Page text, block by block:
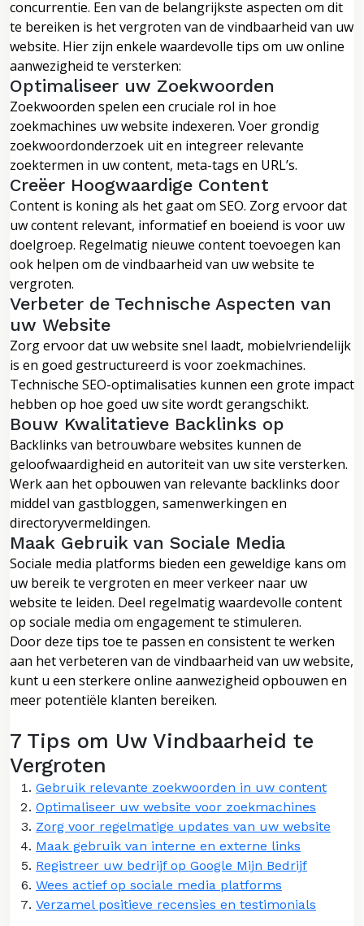
concurrentie. Een van de belangrijkste aspecten om dit
te bereiken is het vergroten van de vindbaarheid van uw
website. Hier zijn enkele waardevolle tips om uw online
aanwezigheid te versterken:
Optimaliseer uw Zoekwoorden
Zoekwoorden spelen een cruciale rol in hoe
zoekmachines uw website indexeren. Voer grondig
zoekwoordonderzoek uit en integreer relevante
zoektermen in uw content, meta-tags en URL’s.
Creëer Hoogwaardige Content
Content is koning als het gaat om SEO. Zorg ervoor dat
uw content relevant, informatief en boeiend is voor uw
doelgroep. Regelmatig nieuwe content toevoegen kan
ook helpen om de vindbaarheid van uw website te
vergroten.
Verbeter de Technische Aspecten van
uw Website
Zorg ervoor dat uw website snel laadt, mobielvriendelijk
is en goed gestructureerd is voor zoekmachines.
Technische SEO-optimalisaties kunnen een grote impact
hebben op hoe goed uw site wordt gerangschikt.
Bouw Kwalitatieve Backlinks op
Backlinks van betrouwbare websites kunnen de
geloofwaardigheid en autoriteit van uw site versterken.
Werk aan het opbouwen van relevante backlinks door
middel van gastbloggen, samenwerkingen en
directoryvermeldingen.
Maak Gebruik van Sociale Media
Sociale media platforms bieden een geweldige kans om
uw bereik te vergroten en meer verkeer naar uw
website te leiden. Deel regelmatig waardevolle content
op sociale media om engagement te stimuleren.
Door deze tips toe te passen en consistent te werken
aan het verbeteren van de vindbaarheid van uw website,
kunt u een sterkere online aanwezigheid opbouwen en
meer potentiële klanten bereiken.
7 Tips om Uw Vindbaarheid te
Vergroten
Gebruik relevante zoekwoorden in uw content
Optimaliseer uw website voor zoekmachines
Zorg voor regelmatige updates van uw website
Maak gebruik van interne en externe links
Registreer uw bedrijf op Google Mijn Bedrijf
Wees actief op sociale media platforms
Verzamel positieve recensies en testimonials